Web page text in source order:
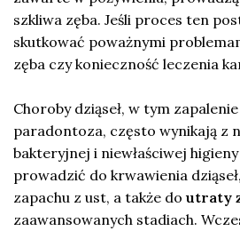
szkliwa zęba. Jeśli proces ten
skutkować poważnymi
zęba czy konieczność leczenia
Choroby dziąseł, w tym zapalenie
paradontoza, często wynikają z
bakteryjnej i niewłaściwej
prowadzić do krwawienia
zapachu z ust, a także do utraty
zaawansowanych stadiach.